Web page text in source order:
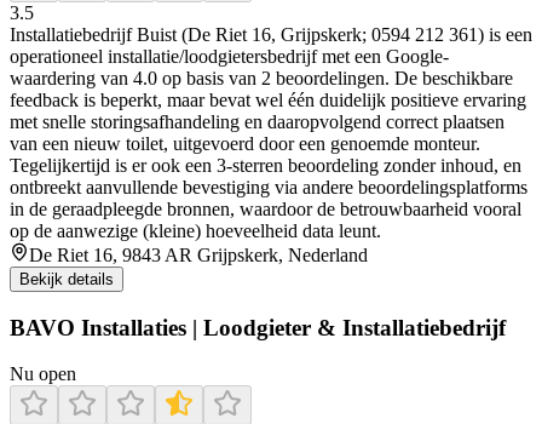
3.5
Installatiebedrijf Buist (De Riet 16, Grijpskerk; 0594 212 361) is een
operationeel installatie/loodgietersbedrijf met een Google-
waardering van 4.0 op basis van 2 beoordelingen. De beschikbare
feedback is beperkt, maar bevat wel één duidelijk positieve ervaring
met snelle storingsafhandeling en daaropvolgend correct plaatsen
van een nieuw toilet, uitgevoerd door een genoemde monteur.
Tegelijkertijd is er ook een 3-sterren beoordeling zonder inhoud, en
ontbreekt aanvullende bevestiging via andere beoordelingsplatforms
in de geraadpleegde bronnen, waardoor de betrouwbaarheid vooral
op de aanwezige (kleine) hoeveelheid data leunt.
De Riet 16, 9843 AR Grijpskerk, Nederland
Bekijk details
BAVO Installaties | Loodgieter & Installatiebedrijf
Nu open